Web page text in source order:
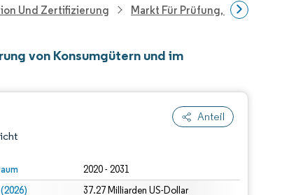
Und Zertifizierung Markt Für Prüfung,
von Konsumgütern und im
Anteil
2020 - 2031
37.27 Milliarden US-Dollar